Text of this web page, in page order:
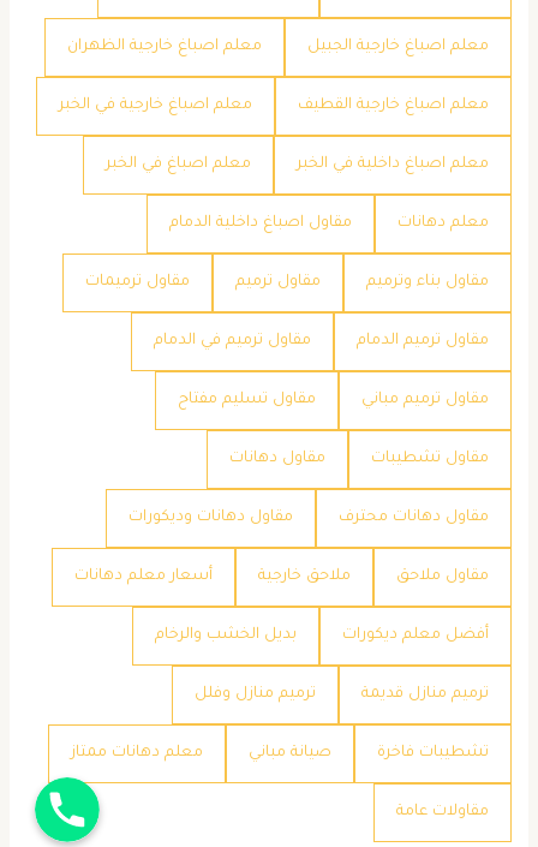
معلم اصباغ خارجية الجبيل معلم اصباغ خارجية الظهران
معلم اصباغ خارجية القطيف معلم اصباغ خارجية في الخبر
معلم اصباغ داخلية في الخبر معلم اصباغ في الخبر
معلم دهانات مقاول اصباغ داخلية الدمام
مقاول بناء وترميم مقاول ترميم مقاول ترميمات
مقاول ترميم الدمام مقاول ترميم في الدمام
مقاول ترميم مباني مقاول تسليم مفتاح
مقاول تشطيبات مقاول دهانات
مقاول دهانات محترف مقاول دهانات وديكورات
مقاول ملاحق ملاحق خارجية ​أسعار معلم دهانات
​أفضل معلم ديكورات ​بديل الخشب والرخام
​ترميم منازل قديمة ​ترميم منازل وفلل
​تشطيبات فاخرة ​صيانة مباني ​معلم دهانات ممتاز
​مقاولات عامة
جوال